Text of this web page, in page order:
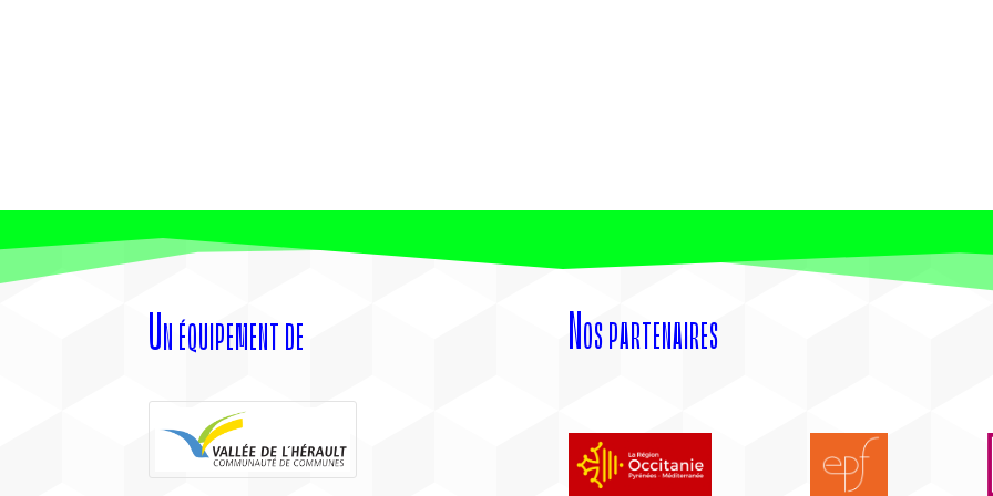
Un équipement de Nos partenaires